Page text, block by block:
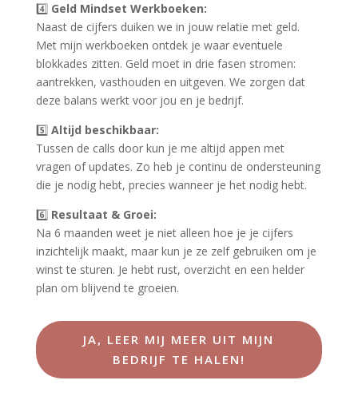
4️⃣ Geld Mindset Werkboeken:
Naast de cijfers duiken we in jouw relatie met geld.
Met mijn werkboeken ontdek je waar eventuele
blokkades zitten. Geld moet in drie fasen stromen:
aantrekken, vasthouden en uitgeven. We zorgen dat
deze balans werkt voor jou en je bedrijf.
5️⃣ Altijd beschikbaar:
Tussen de calls door kun je me altijd appen met
vragen of updates. Zo heb je continu de ondersteuning
die je nodig hebt, precies wanneer je het nodig hebt.
6️⃣ Resultaat & Groei:
Na 6 maanden weet je niet alleen hoe je je cijfers
inzichtelijk maakt, maar kun je ze zelf gebruiken om je
winst te sturen. Je hebt rust, overzicht en een helder
plan om blijvend te groeien.
JA, LEER MIJ MEER UIT MIJN
BEDRIJF TE HALEN!